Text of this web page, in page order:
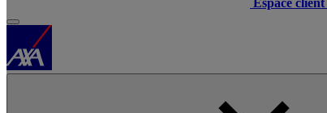
Espace client